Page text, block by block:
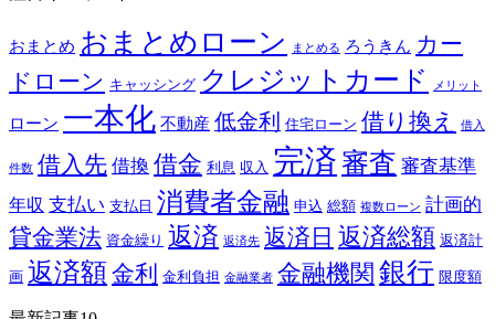
おまとめ おまとめローン まとめる ろうきん カー
ドローン キャッシング クレジットカード メリット
ローン 一本化 不動産 低金利 住宅ローン 借り換え 借入
件数 借入先 借換 借金 利息 収入 完済 審査 審査基準
年収 支払い 支払日 消費者金融 申込 総額 複数ローン 計画的
貸金業法 資金繰り 返済 返済先 返済日 返済総額 返済計
画 返済額金利 金利負担 金融業者 金融機関 銀行 限度額